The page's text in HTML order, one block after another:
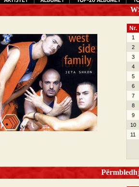
Nr.
1
2
3
4
5
6
7
8
9
10
11